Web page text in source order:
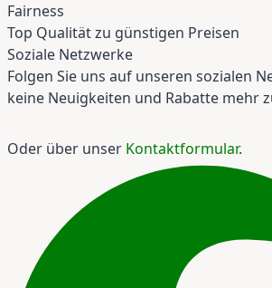
Fairness
Top Qualität zu günstigen Preisen
Soziale Netzwerke
Folgen Sie uns auf unseren sozialen
keine Neuigkeiten und Rabatte mehr
Oder über unser Kontaktformular.